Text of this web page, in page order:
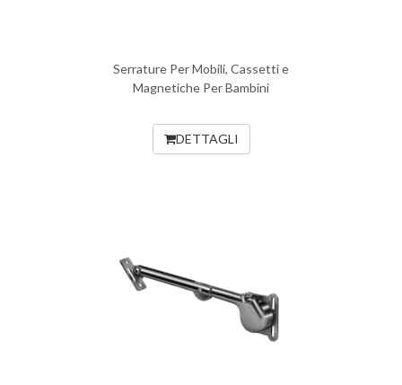
Serrature Per Mobili, Cassetti e
Magnetiche Per Bambini
DETTAGLI